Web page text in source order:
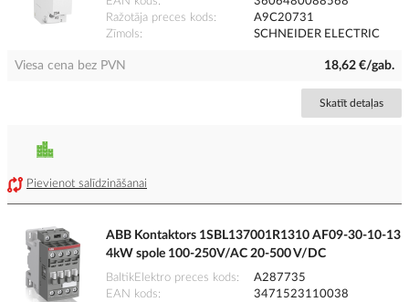
Ražotāja preces kods
A9C20731
Zīmols
SCHNEIDER ELECTRIC
Viesa cena bez PVN 18,62 €/gab.
Skatīt detaļas
Pievienot salīdzināšanai
ABB Kontaktors 1SBL137001R1310 AF09-30-10-13
4kW spole 100-250V/AC 20-500 V/DC
BaltikElektro preces kods
A287735
EAN kods
3471523110038